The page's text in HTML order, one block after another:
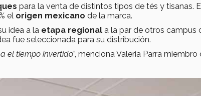
para la venta de distintos tipos de tés y tisanas.
el origen mexicano de la marca.
idea a la etapa regional a la par de otros campus
fue seleccionada para su distribución.
el tiempo invertido”, menciona Valeria Parra miembro